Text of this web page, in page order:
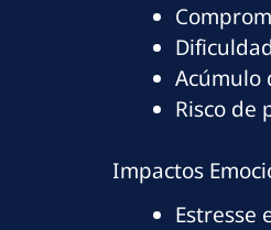
Acúmulo
Risco de
Impactos
Estresse